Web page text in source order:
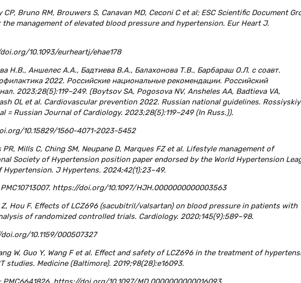
CP, Bruno RM, Brouwers S, Canavan MD, Ceconi C et al; ESC Scientific Document
the management of elevated blood pressure and hypertension. Eur Heart J.
10.1093/eurheartj/ehae178
Н.В., Аншелес А.А., Бадтиева В.А., Балахонова Т.В., Барбараш О.Л. с соавт.
2022. Российские национальные рекомендации. Российский
2023;28(5):119–249. (Boytsov SA, Pogosova NV, Ansheles AA, Badtieva VA,
OL et al. Cardiovascular prevention 2022. Russian national guidelines. Rossiyskiy
= Russian Journal of Cardiology. 2023;28(5):119–249 (In Russ.)).
10.15829/1560-4071-2023-5452
PR, Mills C, Ching SM, Neupane D, Marques FZ et al. Lifestyle management of
Society of Hypertension position paper endorsed by the World Hypertension
Hypertension. J Hypertens. 2024;42(1):23–49.
PMC10713007. https://doi.org/10.1097/HJH.0000000000003563
Z, Hou F. Effects of LCZ696 (sacubitril/valsartan) on blood pressure in patients with
of randomized controlled trials. Cardiology. 2020;145(9):589–98.
10.1159/000507327
W, Guo Y, Wang F et al. Effect and safety of LCZ696 in the treatment of
studies. Medicine (Baltimore). 2019;98(28):e16093.